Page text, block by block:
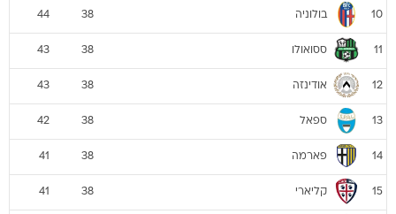
10 בולוניה 38
44
11 ססואולו 38
43
12 אודינזה 38
43
13 ספאל 38
42
14 פארמה 38
41
15 קליארי 38
41